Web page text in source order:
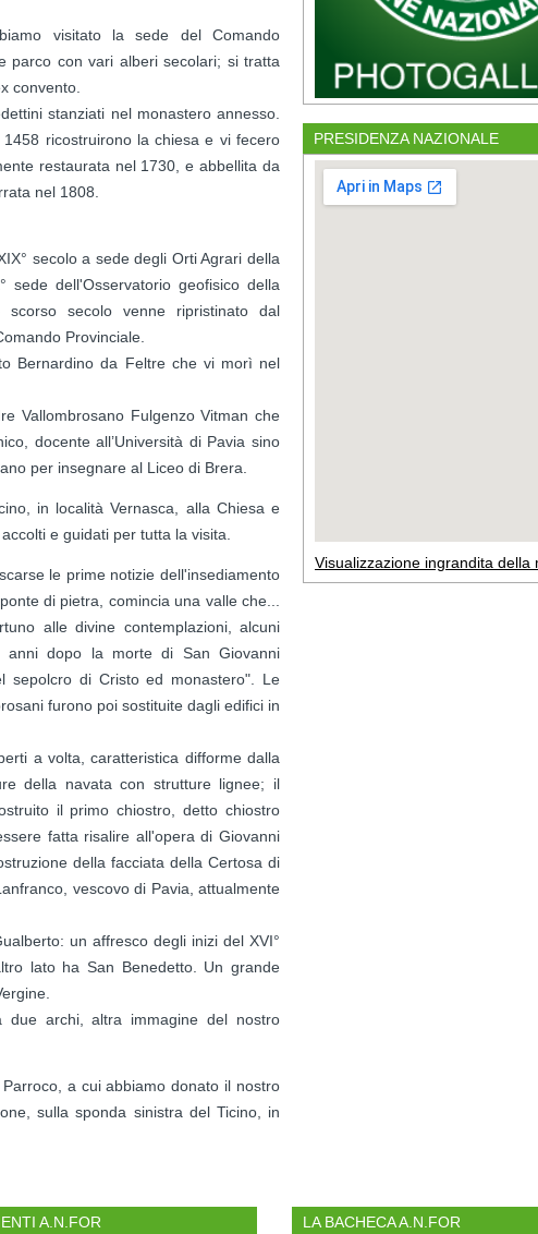
visitato la sede del Comando
parco con vari alberi secolari; si tratta
convento.
stanziati nel monastero annesso.
ricostruirono la chiesa e vi fecero
restaurata nel 1730, e abbellita da
nel 1808.
secolo a sede degli Orti Agrari della
sede dell'Osservatorio geofisico della
secolo venne ripristinato dal
Provinciale.
Bernardino da Feltre che vi morì nel
Vallombrosano Fulgenzo Vitman che
docente all’Università di Pavia sino
per insegnare al Liceo di Brera.
in località Vernasca, alla Chiesa e
e guidati per tutta la visita.
le prime notizie dell'insediamento
di pietra, comincia una valle che...
alle divine contemplazioni, alcuni
anni dopo la morte di San Giovanni
sepolcro di Cristo ed monastero". Le
furono poi sostituite dagli edifici in
a volta, caratteristica difforme dalla
della navata con strutture lignee; il
il primo chiostro, detto chiostro
fatta risalire all'opera di Giovanni
della facciata della Certosa di
vescovo di Pavia, attualmente
un affresco degli inizi del XVI°
lato ha San Benedetto. Un grande
due archi, altra immagine del nostro
a cui abbiamo donato il nostro
sulla sponda sinistra del Ticino, in
PRESIDENZA NAZIONALE
Visualizzazione ingrandita della
A.N.FOR LA BACHECA A.N.FOR